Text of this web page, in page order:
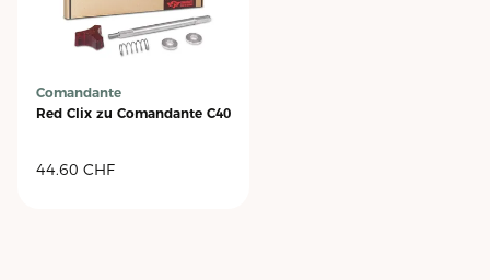
Comandante
Red Clix zu Comandante C40
44.60 CHF